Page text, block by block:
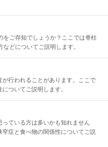
をご存知でしょうか？ここでは脊柱
どについてご説明します。
行われることがあります。ここで
ついてご説明します。
ている方は多いかも知れません
症と食べ物の関係性についてご説